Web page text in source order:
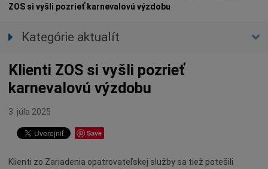
ZOS si vyšli pozrieť karnevalovú výzdobu
Kategórie aktualít
Spravodajstvo
Parkovacia politika
Kultúra
Ocenenia
Údržba
Klienti ZOS si vyšli pozrieť
karnevalovú výzdobu
3. júla 2025
Save
Klienti zo Zariadenia opatrovateľskej služby sa tiež potešili